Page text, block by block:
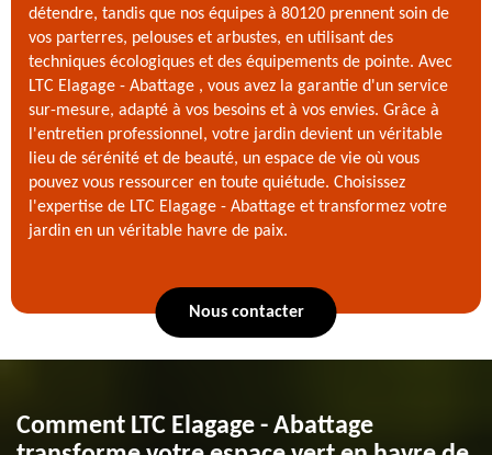
détendre, tandis que nos équipes à 80120 prennent soin de
vos parterres, pelouses et arbustes, en utilisant des
techniques écologiques et des équipements de pointe. Avec
LTC Elagage - Abattage , vous avez la garantie d'un service
sur-mesure, adapté à vos besoins et à vos envies. Grâce à
l'entretien professionnel, votre jardin devient un véritable
lieu de sérénité et de beauté, un espace de vie où vous
pouvez vous ressourcer en toute quiétude. Choisissez
l'expertise de LTC Elagage - Abattage et transformez votre
jardin en un véritable havre de paix.
Nous contacter
Comment LTC Elagage - Abattage